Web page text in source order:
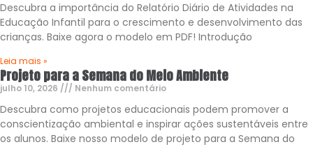
Descubra a importância do Relatório Diário de Atividades na
Educação Infantil para o crescimento e desenvolvimento das
crianças. Baixe agora o modelo em PDF! Introdução
Leia mais »
Projeto para a Semana do Meio Ambiente
julho 10, 2026 Nenhum comentário
Descubra como projetos educacionais podem promover a
conscientização ambiental e inspirar ações sustentáveis entre
os alunos. Baixe nosso modelo de projeto para a Semana do